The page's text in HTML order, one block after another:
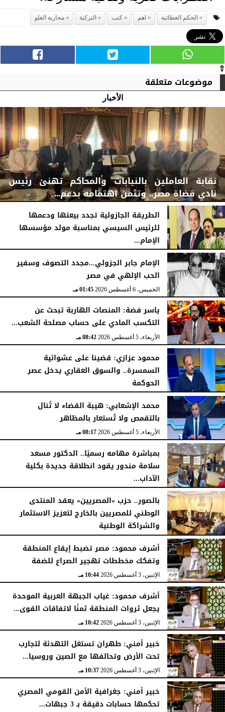
الحكم العطائية اهم كتب التزكية محاربة الغلو
⇧
موضوعات متعلقة
الأخبار
نقابة العاملين بالنيابات والمحاكم تهنئ رئيس
نادي قضاة مصر.. وتثمن اهتمامه بدعم...
الخميس، 6 أغسطس 2026 06:22 مـ
الطريقة الجازولية تجدد بيعتها ودعمها
للرئيس السيسي بمناسبة مولد مؤسسها
الإمام...
الخميس، 6 أغسطس 2026
الإمام جابر الجزولي...مجدد التصوف وسفير
الحب الإلهي في مصر
الخميس، 6 أغسطس 2026 01:45 مـ
ياسر فضة: المنصات الهاربة تبحث عن
التكسب المادي على حساب مصلحة الشعب...
الأربعاء، 5 أغسطس 2026 08:42 مـ
محمود عزازي: قضينا على عشوائية
السمسرة.. والسوق العقاري يدخل عصر
الحوكمة
الأربعاء، 5 أغسطس 2026
محمد الإشعابي: هيبة القضاء لا تُنال
بالتقمص ولا تُستعار بالمظاهر
الأربعاء، 5 أغسطس 2026 08:17 مـ
بمباشرة مهامه رسميًا.. الدكتور مسعد
سلامة مندور يقود انطلاقة جديدة بكلية
الآداب...
الأربعاء، 5 أغسطس 2026
بالصور.. حزب «المصريين» يعقد المنتدى
الوطني للمصريين بالخارج لتعزيز الاستثمار
والشراكة الوطنية
الثلاثاء، 4 أغسطس 2026
أشرف محمود: مصر تضبط إيقاع المنطقة
وتفكك مخططات تهجير الصراع للضفة
الإثنين، 3 أغسطس 2026 10:44 مـ
أشرف محمود: غياب الجبهة العربية الموحدة
يجعل ثروات المنطقة ثمنًا لاتفاقات القوى...
الإثنين، 3 أغسطس 2026 10:42 مـ
خبير أمني: طهران تستغل التهدئة لتجارب
تحت الأرض وتحالفها مع الصين وروسيا...
الإثنين، 3 أغسطس 2026 10:37 مـ
خبير أمني: جغرافية الأمن القومي المصري
تحكمها حسابات دقيقة بـ 3 جبهات...